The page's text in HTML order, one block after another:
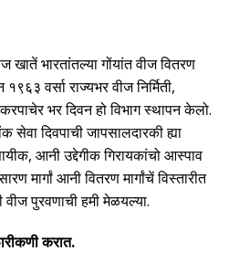
खातें भारतांतल्या गोंयांत वीज वितरण
वर्सा राज्यभर वीज निर्मिती,
भर दिवन हो विभाग स्थापन केलो.
सेवा दिवपाची जापसालदारकी ह्या
आनी उद्देगीक गिरायकांचो आस्पाव
मार्गां आनी वितरण मार्गांचें विस्तारीत
पुरवणाची हमी मेळयल्या.
करात.